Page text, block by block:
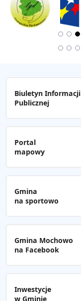
Biuletyn Informacji
Publicznej
Portal
mapowy
Gmina
na sportowo
Gmina Mochowo
na Facebook
Inwestycje
w Gminie